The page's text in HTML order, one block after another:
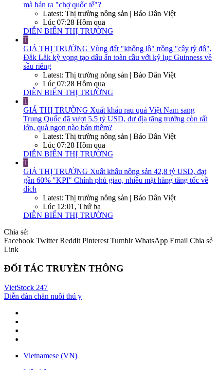
mà bán ra "chợ quốc tế"?
Latest: Thị trường nông sản | Báo Dân Việt
Lúc 07:28 Hôm qua
DIỄN BIẾN THỊ TRƯỜNG
T
GIÁ THỊ TRƯỜNG Vùng đất "khổng lồ" trồng "cây tỷ đô",
Đắk Lắk kỳ vọng tạo dấu ấn toàn cầu với kỷ lục Guinness về
sầu riêng
Latest: Thị trường nông sản | Báo Dân Việt
Lúc 07:28 Hôm qua
DIỄN BIẾN THỊ TRƯỜNG
T
GIÁ THỊ TRƯỜNG Xuất khẩu rau quả Việt Nam sang
Trung Quốc đã vượt 5,5 tỷ USD, dư địa tăng trưởng còn rất
lớn, quả ngon nào bán thêm?
Latest: Thị trường nông sản | Báo Dân Việt
Lúc 07:28 Hôm qua
DIỄN BIẾN THỊ TRƯỜNG
T
GIÁ THỊ TRƯỜNG Xuất khẩu nông sản 42,8 tỷ USD, đạt
gần 60% "KPI" Chính phủ giao, nhiều mặt hàng tăng tốc về
đích
Latest: Thị trường nông sản | Báo Dân Việt
Lúc 12:01, Thứ ba
DIỄN BIẾN THỊ TRƯỜNG
Chia sẻ:
Facebook Twitter Reddit Pinterest Tumblr WhatsApp Email Chia sẻ
Link
ĐỐI TÁC TRUYỀN THÔNG
VietStock 247
Diễn đàn chăn nuôi thú y
Vietnamese (VN)